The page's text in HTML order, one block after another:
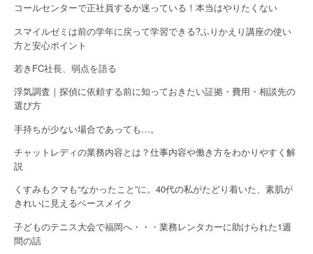
コールセンターで正社員するか迷っている！本当はやりたくない
スマイルゼミは前の学年に戻って学習できる?ふりかえり講座の使い
方と安心ポイント
若きFC社長、弱点を語る
浮気調査｜探偵に依頼する前に知っておきたい証拠・費用・相談先の
選び方
手持ちが少ない場合であっても…。
チャットレディの業務内容とは？仕事内容や働き方をわかりやすく解
説
くすみもクマも“なかったこと”に。40代の私がたどり着いた、素肌が
きれいに見えるベースメイク
子どものテニス大会で福岡へ・・・業務レンタカーに助けられた1週
間の話